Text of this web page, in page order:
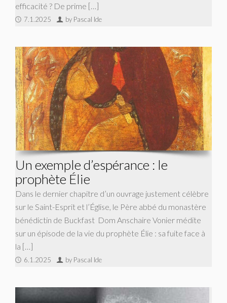
efficacité ? De prime […]
7.1.2025 by Pascal Ide
Un exemple d’espérance : le
prophète Élie
Dans le dernier chapitre d’un ouvrage justement célèbre
sur le Saint-Esprit et l’Église, le Père abbé du monastère
bénédictin de Buckfast Dom Anschaire Vonier médite
sur un épisode de la vie du prophète Élie : sa fuite face à
la […]
6.1.2025 by Pascal Ide